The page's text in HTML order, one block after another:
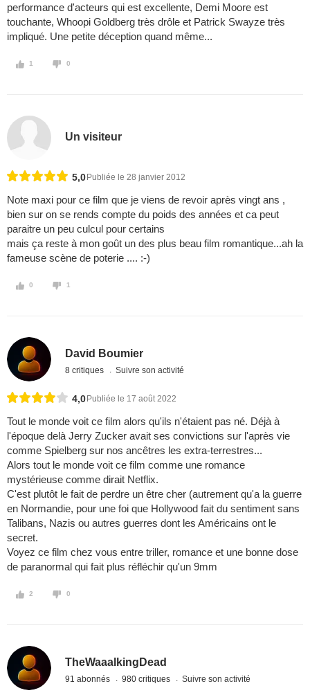
performance d'acteurs qui est excellente, Demi Moore est
touchante, Whoopi Goldberg très drôle et Patrick Swayze très
impliqué. Une petite déception quand même...
1 0
Un visiteur
5,0 Publiée le 28 janvier 2012
Note maxi pour ce film que je viens de revoir après vingt ans ,
bien sur on se rends compte du poids des années et ca peut
paraitre un peu culcul pour certains
mais ça reste à mon goût un des plus beau film romantique...ah la
fameuse scène de poterie .... :-)
0 1
David Boumier
8 critiques Suivre son activité
4,0 Publiée le 17 août 2022
Tout le monde voit ce film alors qu'ils n'étaient pas né. Déjà à
l'époque delà Jerry Zucker avait ses convictions sur l'après vie
comme Spielberg sur nos ancêtres les extra-terrestres...
Alors tout le monde voit ce film comme une romance
mystérieuse comme dirait Netflix.
C'est plutôt le fait de perdre un être cher (autrement qu'a la guerre
en Normandie, pour une foi que Hollywood fait du sentiment sans
Talibans, Nazis ou autres guerres dont les Américains ont le
secret.
Voyez ce film chez vous entre triller, romance et une bonne dose
de paranormal qui fait plus réfléchir qu'un 9mm
2 0
TheWaaalkingDead
91 abonnés 980 critiques Suivre son activité